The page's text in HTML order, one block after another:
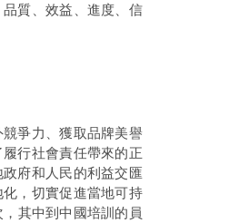
質、效益、進度、信
爭力、獲取品牌美譽
行社會責任帶來的正
府和人民的利益交匯
，切實促進當地可持
其中到中國培訓的員